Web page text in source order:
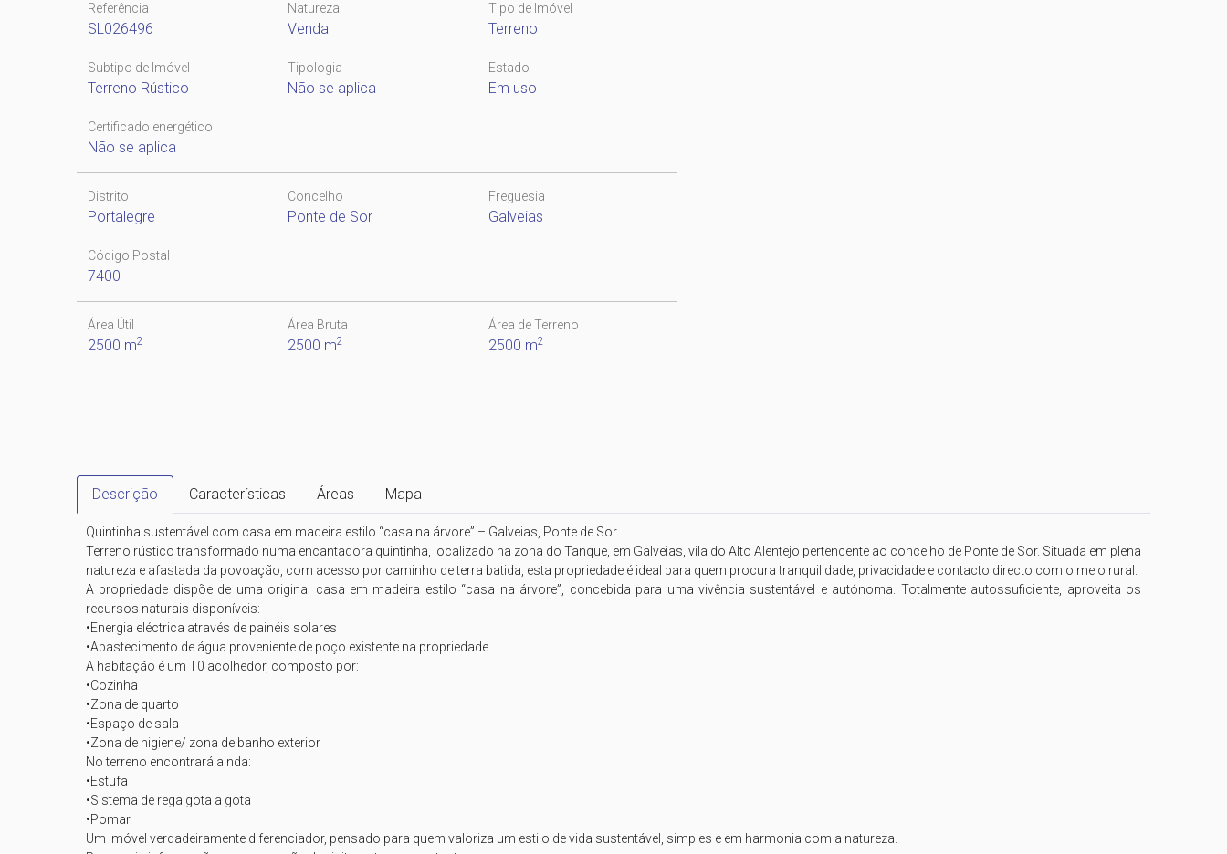
Referência
SL026496
Natureza
Venda
Tipo de Imóvel
Terreno
Subtipo de Imóvel
Terreno Rústico
Tipologia
Não se aplica
Estado
Em uso
Certificado energético
Não se aplica
Distrito
Portalegre
Concelho
Ponte de Sor
Freguesia
Galveias
Código Postal
7400
Área Útil
2500 m2
Área Bruta
2500 m2
Área de Terreno
2500 m2
Descrição Características Áreas Mapa
Quintinha sustentável com casa em madeira estilo “casa na árvore” – Galveias, Ponte de Sor
Terreno rústico transformado numa encantadora quintinha, localizado na zona do Tanque, em Galveias, vila do Alto Alentejo pertencente ao concelho de Ponte de Sor. Situada em plena
natureza e afastada da povoação, com acesso por caminho de terra batida, esta propriedade é ideal para quem procura tranquilidade, privacidade e contacto directo com o meio rural.
A propriedade dispõe de uma original casa em madeira estilo “casa na árvore”, concebida para uma vivência sustentável e autónoma. Totalmente autossuficiente, aproveita os
recursos naturais disponíveis:
•Energia eléctrica através de painéis solares
•Abastecimento de água proveniente de poço existente na propriedade
A habitação é um T0 acolhedor, composto por:
•Cozinha
•Zona de quarto
•Espaço de sala
•Zona de higiene/ zona de banho exterior
No terreno encontrará ainda:
•Estufa
•Sistema de rega gota a gota
•Pomar
Um imóvel verdadeiramente diferenciador, pensado para quem valoriza um estilo de vida sustentável, simples e em harmonia com a natureza.